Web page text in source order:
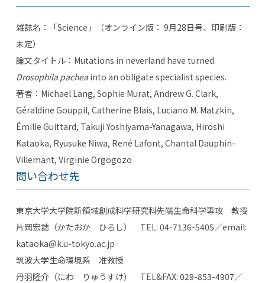
雑誌名：「Science」（オンライン版： 9月28日号、印刷版：
未定）
論文タイトル：Mutations in neverland have turned
Drosophila pacheainto an obligate specialist species.
著者：Michael Lang, Sophie Murat, Andrew G. Clark,
Géraldine Gouppil, Catherine Blais, Luciano M. Matzkin,
Émilie Guittard, Takuji Yoshiyama-Yanagawa, Hiroshi
Kataoka, Ryusuke Niwa, René Lafont, Chantal Dauphin-
Villemant, Virginie Orgogozo
問い合わせ先
東京大学大学院新領域創成科学研究科先端生命科学専攻 教授
片岡宏誌（かたおか ひろし） TEL: 04-7136-5405／email:
kataoka@k.u-tokyo.ac.jp
筑波大学生命環境系 准教授
丹羽隆介（にわ りゅうすけ） TEL&FAX: 029-853-4907／